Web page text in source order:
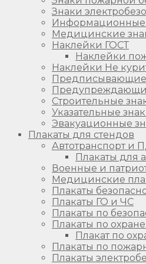
Знаки
Информационные
Медицинские
Наклейки ГОСТ
Наклейки
Наклейки Не
Предписывающие
Строительные
Указательные
Эвакуационные
Плакаты для стендов
Автотранспорт и
Плакаты для
Военные и
Медицинские
Плакаты
Плакаты ГО и ЧС
Плакаты по
Плакаты по
Плакат по
Плакаты по
Плакаты